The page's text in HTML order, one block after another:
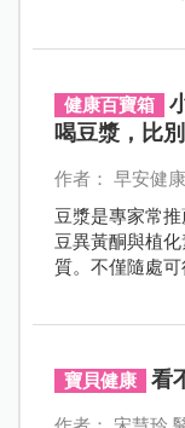
健康百寶箱
喝豆漿，比
作者： 早安健
豆漿是專家常
豆異黃酮與植
質。不僅隨處
寶貝健康 看